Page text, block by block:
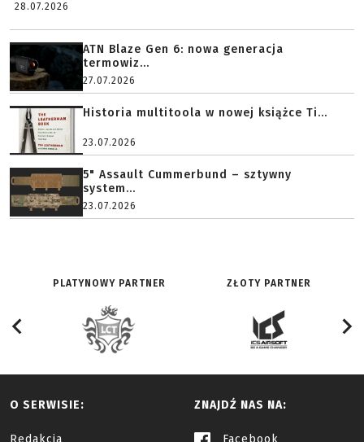
28.07.2026
ATN Blaze Gen 6: nowa generacja
termowiz...
27.07.2026
Historia multitoola w nowej książce Ti...
23.07.2026
5" Assault Cummerbund – sztywny
system...
23.07.2026
PLATYNOWY PARTNER ZŁOTY PARTNER
O SERWISIE: ZNAJDŹ NAS NA: